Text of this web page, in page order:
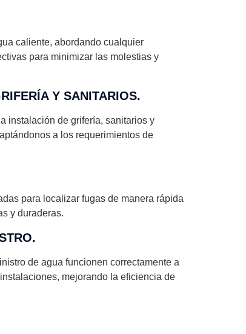
caliente, abordando cualquier
para minimizar las molestias y
Y SANITARIOS.
instalación de grifería, sanitarios y
a los requerimientos de
para localizar fugas de manera rápida
y duraderas.
de agua funcionen correctamente a
mejorando la eficiencia de